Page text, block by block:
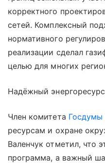
корректного
сетей. Комплексный
нормативного
реализации сделал
целью для многих
Надёжный энергоресурс
Член комитета Госдумы
ресурсам и охране
Валенчук отметил, что
программа, а важный